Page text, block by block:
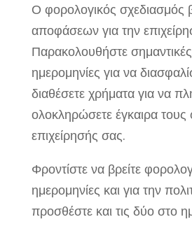
Ο φορολογικός
αποφάσεων για την
Παρακολουθήστε
ημερομηνίες για να
διαθέσετε χρήματα για να
ολοκληρώσετε έγκαιρα
επιχείρησής σας.
Φροντίστε να βρείτε
ημερομηνίες και για την
προσθέστε και τις δύο στο